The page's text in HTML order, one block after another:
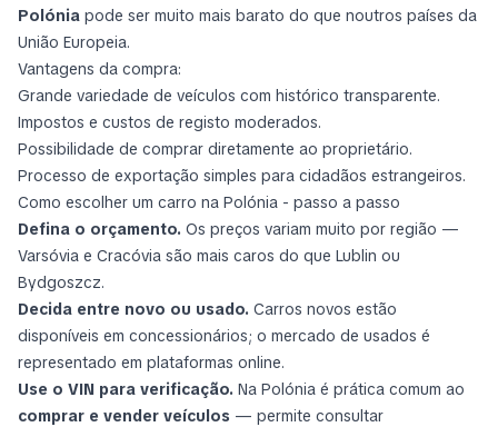
Polónia pode ser muito mais barato do que noutros países da
União Europeia.
Vantagens da compra:
Grande variedade de veículos com histórico transparente.
Impostos e custos de registo moderados.
Possibilidade de comprar diretamente ao proprietário.
Processo de exportação simples para cidadãos estrangeiros.
Como escolher um carro na Polónia - passo a passo
Defina o orçamento. Os preços variam muito por região —
Varsóvia e Cracóvia são mais caros do que Lublin ou
Bydgoszcz.
Decida entre novo ou usado. Carros novos estão
disponíveis em concessionários; o mercado de usados é
representado em plataformas online.
Use o VIN para verificação. Na Polónia é prática comum ao
comprar e vender veículos — permite consultar